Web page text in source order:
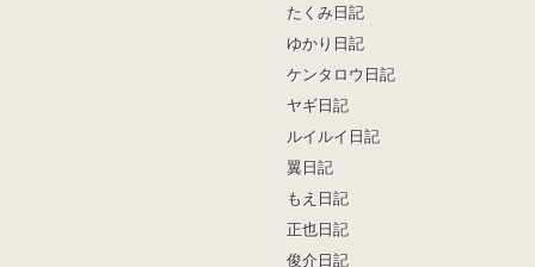
たくみ日記
ゆかり日記
ケンタロウ日記
ヤギ日記
ルイルイ日記
翼日記
もえ日記
正也日記
俊介日記